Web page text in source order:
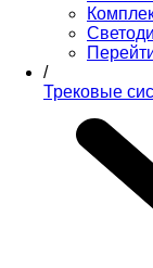
/
Трековые